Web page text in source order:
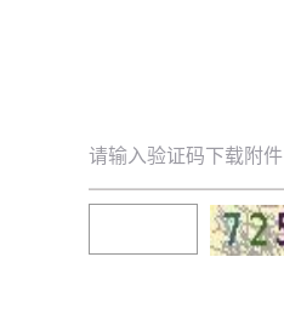
请输入验证码下载附件